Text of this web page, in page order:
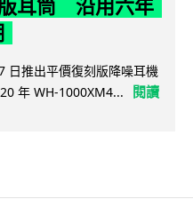
耳筒 沿用六年
日推出平價復刻版降噪耳機
年 WH-1000XM4...
閱讀